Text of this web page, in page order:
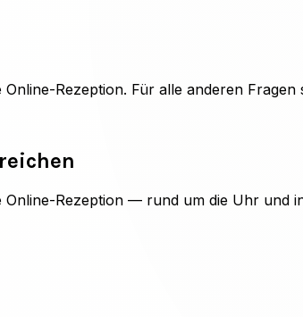
Rezeption. Für alle anderen
Rezeption — rund um die Uhr und